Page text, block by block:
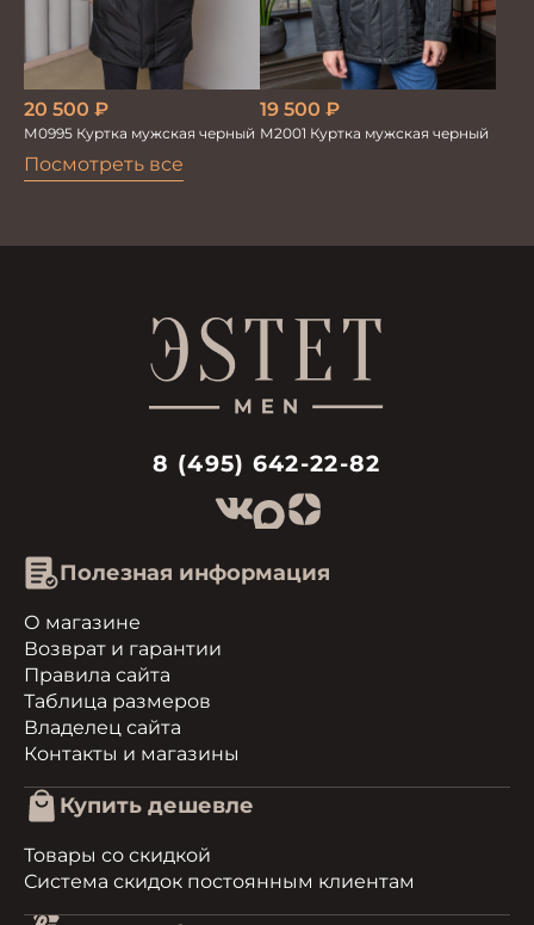
Посмотреть все
20 500 ₽
М0995 Куртка мужская черный
19 500 ₽
М2001 Куртка мужская черный
8 (495) 642-22-82
Полезная информация
О магазине
Возврат и гарантии
Правила сайта
Таблица размеров
Владелец сайта
Контакты и магазины
Купить дешевле
Товары со скидкой
Система скидок постоянным клиентам